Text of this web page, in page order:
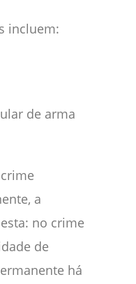
incluem:
de arma
a
no crime
de
há